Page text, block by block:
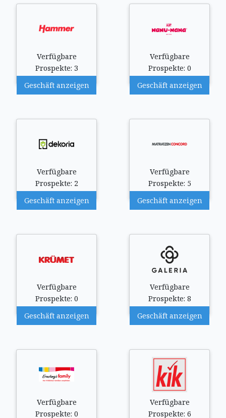
Verfügbare
Prospekte: 3
Geschäft anzeigen
Verfügbare
Prospekte: 0
Geschäft anzeigen
Verfügbare
Prospekte: 2
Geschäft anzeigen
Verfügbare
Prospekte: 5
Geschäft anzeigen
Verfügbare
Prospekte: 0
Geschäft anzeigen
Verfügbare
Prospekte: 8
Geschäft anzeigen
Verfügbare
Prospekte: 0
Verfügbare
Prospekte: 6